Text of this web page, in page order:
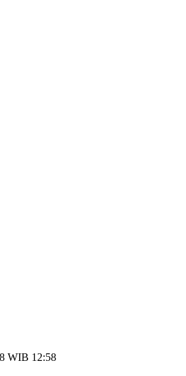
WIB 12:58